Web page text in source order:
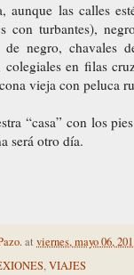
las calles
con turbantes),
de negro, chavales
colegiales en filas
vieja con peluca
“casa” con los
será otro día.
at viernes, mayo 06,
,VIAJES